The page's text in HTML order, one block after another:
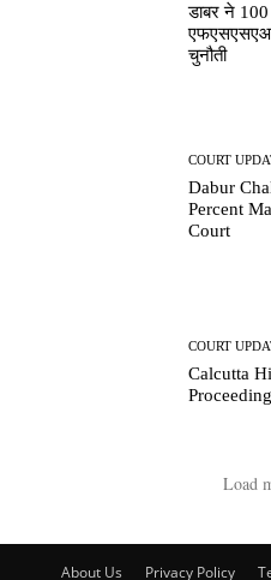
डाबर ने 100
चुनौती
COURT
Dabur
Percent
Court
COURT
Calcutta
Load
About Us Privacy Policy